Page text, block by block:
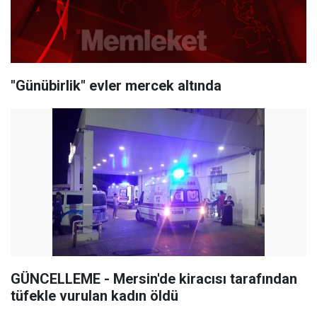
"Günübirlik" evler mercek altında
GÜNCELLEME - Mersin'de kiracısı tarafından
tüfekle vurulan kadın öldü